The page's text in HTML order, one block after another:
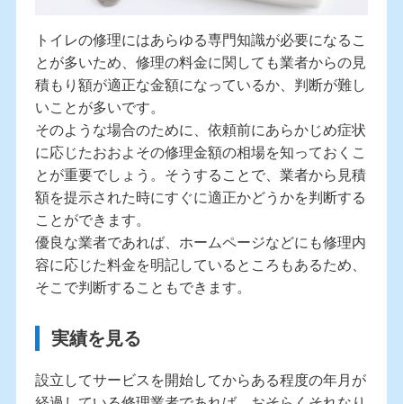
トイレの修理にはあらゆる専門知識が必要になるこ
とが多いため、修理の料金に関しても業者からの見
積もり額が適正な金額になっているか、判断が難し
いことが多いです。
そのような場合のために、依頼前にあらかじめ症状
に応じたおおよその修理金額の相場を知っておくこ
とが重要でしょう。そうすることで、業者から見積
額を提示された時にすぐに適正かどうかを判断する
ことができます。
優良な業者であれば、ホームページなどにも修理内
容に応じた料金を明記しているところもあるため、
そこで判断することもできます。
実績を見る
設立してサービスを開始してからある程度の年月が